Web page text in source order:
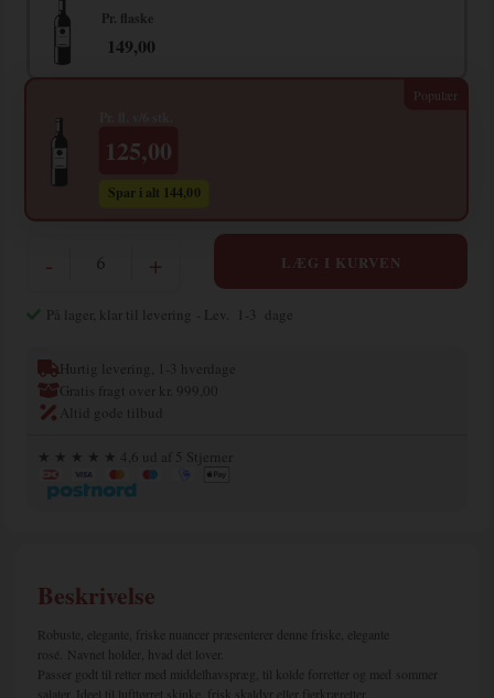
Pr. flaske
149,00
Spar i alt 144,00
125,00
- +
På lager, klar til levering - Lev. 1-3 dage
Hurtig levering, 1-3 hverdage
Gratis fragt over kr. 999,00
Altid gode tilbud
★ ★ ★ ★ ★ 4,6 ud af 5 Stjerner
Beskrivelse
Robuste, elegante, friske nuancer præsenterer denne friske, elegante
rosé. Navnet holder, hvad det lover.
Passer godt til retter med middelhavspræg, til kolde forretter og med sommer
salater. Ideel til lufttørret skinke, frisk skaldyr eller fjerkræretter.